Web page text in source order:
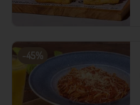
-45%